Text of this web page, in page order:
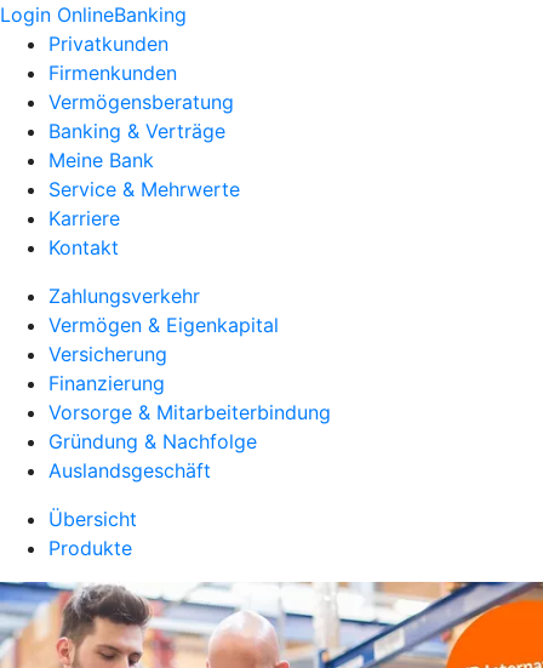
Login OnlineBanking
Privatkunden
Firmenkunden
Vermögensberatung
Banking & Verträge
Meine Bank
Service & Mehrwerte
Karriere
Kontakt
Zahlungsverkehr
Vermögen & Eigenkapital
Versicherung
Finanzierung
Vorsorge & Mitarbeiterbindung
Gründung & Nachfolge
Auslandsgeschäft
Übersicht
Produkte